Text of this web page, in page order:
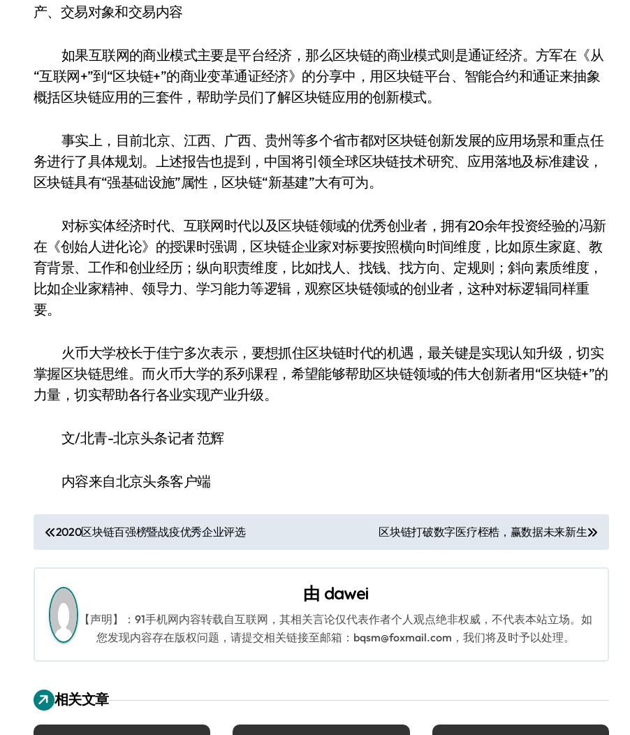
产、交易对象和交易内容
如果互联网的商业模式主要是平台经济，那么区块链的商业模式则是通证经济。方军在《从
“互联网+”到“区块链+”的商业变革通证经济》的分享中，用区块链平台、智能合约和通证来抽象
概括区块链应用的三套件，帮助学员们了解区块链应用的创新模式。
事实上，目前北京、江西、广西、贵州等多个省市都对区块链创新发展的应用场景和重点任
务进行了具体规划。上述报告也提到，中国将引领全球区块链技术研究、应用落地及标准建设，
区块链具有“强基础设施”属性，区块链“新基建”大有可为。
对标实体经济时代、互联网时代以及区块链领域的优秀创业者，拥有20余年投资经验的冯新
在《创始人进化论》的授课时强调，区块链企业家对标要按照横向时间维度，比如原生家庭、教
育背景、工作和创业经历；纵向职责维度，比如找人、找钱、找方向、定规则；斜向素质维度，
比如企业家精神、领导力、学习能力等逻辑，观察区块链领域的创业者，这种对标逻辑同样重
要。
火币大学校长于佳宁多次表示，要想抓住区块链时代的机遇，最关键是实现认知升级，切实
掌握区块链思维。而火币大学的系列课程，希望能够帮助区块链领域的伟大创新者用“区块链+”的
力量，切实帮助各行各业实现产业升级。
文/北青-北京头条记者 范辉
内容来自北京头条客户端
文
章
航
2020区块链百强榜暨战疫优秀企业评选 区块链打破数字医疗桎梏，赢数据未来新生
由 dawei
【声明】：91手机网内容转载自互联网，其相关言论仅代表作者个人观点绝非权威，不代表本站立场。如
您发现内容存在版权问题，请提交相关链接至邮箱：bqsm@foxmail.com，我们将及时予以处理。
相关文章